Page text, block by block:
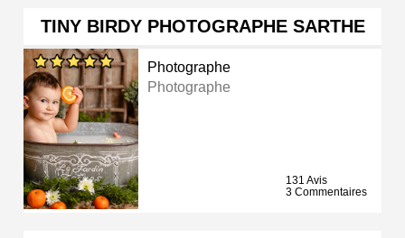
TINY BIRDY PHOTOGRAPHE SARTHE
Photographe
Photographe
131 Avis
3 Commentaires